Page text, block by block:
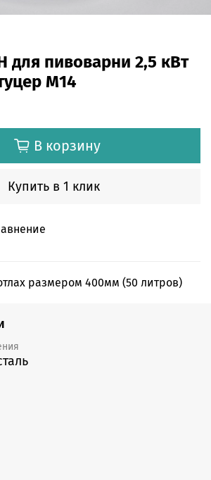
для пивоварни 2,5 кВт
М14
В корзину
Купить в 1 клик
размером 400мм (50 литров)